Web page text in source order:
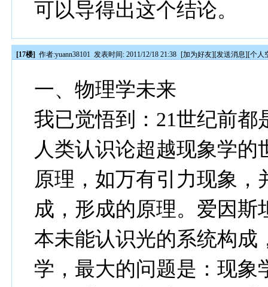
可以导得出这个结论。
[17楼] 作者:yuann38101 发表时间: 2011/12/18 21:38 [加为好友][发送消息][个人
一、物理学未来
我已觉悟到：21世纪前都
人类认识论超越现象学
原理，如万有引力现象
成，形成的原理。爱因
本未能认识光的系统构成
学，最大的问题是：现象